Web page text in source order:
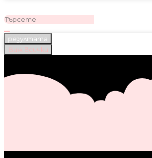
резултата
Виж всички